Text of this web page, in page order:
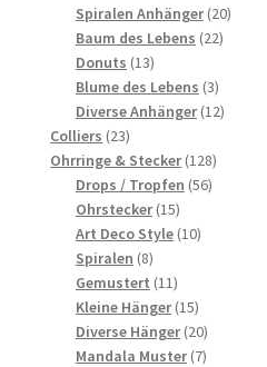
Produkte
Spiralen Anhänger 2020
Baum des Lebens 2222
Donuts 1313
Produkte
Blume des Lebens 33
Produkte
Diverse Anhänger 1212
Colliers 2323
Produkte
Ohrringe & Stecker 128128
Drops / Tropfen 5656
Ohrstecker 1515
Produkte
Art Deco Style 1010
Spiralen 88
Produkte
Gemustert 1111
Produkte
Kleine Hänger 1515
Produkte
Diverse Hänger 2020
Produkte
Mandala Muster 77